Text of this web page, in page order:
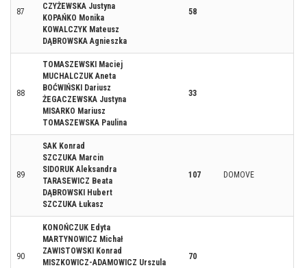
87
CZYŻEWSKA Justyna
KOPAŃKO Monika
KOWALCZYK Mateusz
DĄBROWSKA Agnieszka
58
88
TOMASZEWSKI Maciej
MUCHALCZUK Aneta
BOĆWIŃSKI Dariusz
ŻEGACZEWSKA Justyna
MISARKO Mariusz
TOMASZEWSKA Paulina
33
89
SAK Konrad
SZCZUKA Marcin
SIDORUK Aleksandra
TARASEWICZ Beata
DĄBROWSKI Hubert
SZCZUKA Łukasz
107 DOMOVE
90
KONOŃCZUK Edyta
MARTYNOWICZ Michał
ZAWISTOWSKI Konrad
MISZKOWICZ-ADAMOWICZ Urszula
70